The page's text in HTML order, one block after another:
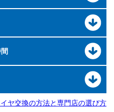
イヤ交換の方法と専門店の選び方